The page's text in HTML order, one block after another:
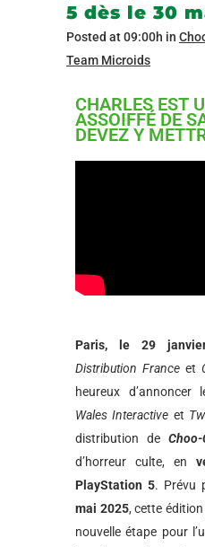
5 dès le 30
Posted at 09:00h in
Team Microids
CHARLES EST
ASSOIFFÉ DE
DEVEZ Y
Paris, le 29
Distribution France et
heureux d’annoncer
Wales Interactive et
distribution de
d’horreur culte, en
PlayStation 5. Prévu
mai 2025, cette
nouvelle étape pour